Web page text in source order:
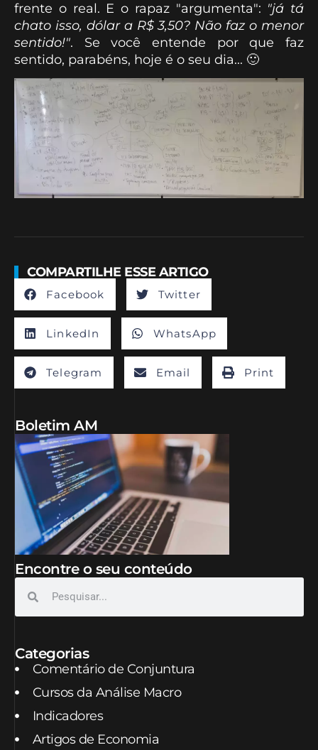
frente o real. E o rapaz "argumenta": "já tá
chato isso, dólar a R$ 3,50? Não faz o menor
sentido!". Se você entende por que faz
sentido, parabéns, hoje é o seu dia... 🙂
COMPARTILHE ESSE ARTIGO
Facebook Twitter
LinkedIn WhatsApp
Telegram Email Print
Boletim AM
Encontre o seu conteúdo
Categorias
Comentário de Conjuntura
Cursos da Análise Macro
Indicadores
Artigos de Economia